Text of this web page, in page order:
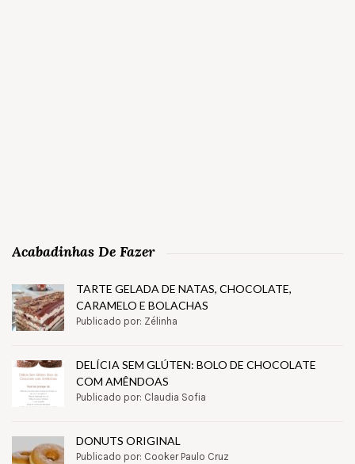
Acabadinhas De Fazer
TARTE GELADA DE NATAS, CHOCOLATE,
CARAMELO E BOLACHAS
Publicado por: Zélinha
DELÍCIA SEM GLÚTEN: BOLO DE CHOCOLATE
COM AMÊNDOAS
Publicado por: Claudia Sofia
DONUTS ORIGINAL
Publicado por: Cooker Paulo Cruz